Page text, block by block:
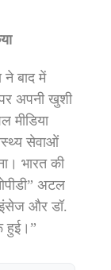
ने बाद में
अपनी खुशी
मीडिया
सेवाओं
भारत की
अटल
और डॉ.
हुई।”